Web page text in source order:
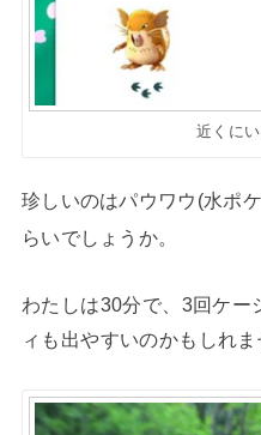
近くに
珍しいのはパウワウ(水ポ
らいでしょうか。
わたしは30分で、3回ケー
ィも出やすいのかもしれま